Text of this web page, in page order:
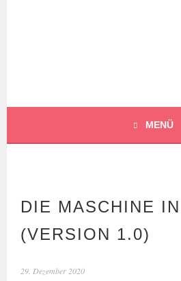
MENÜ
DIE MASCHINE
(VERSION 1.0)
29. Dezember 2020